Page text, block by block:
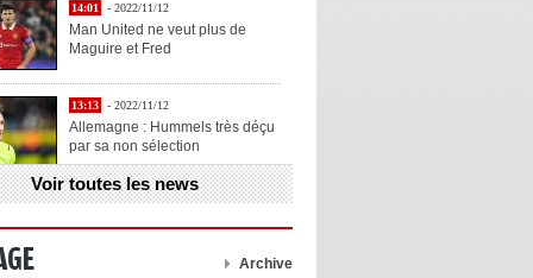
14:01 - 2022/11/12
Man United ne veut plus de
Maguire et Fred
13:13 - 2022/11/12
Allemagne : Hummels très déçu
par sa non sélection
13:11 - 2022/11/12
Henry explique la chose qu'il
Voir toutes les news
Archive